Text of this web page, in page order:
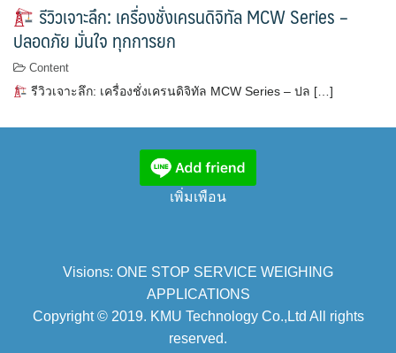
รีวิวเจาะลึก: เครื่องชั่งเครนดิจิทัล MCW Series –
ปลอดภัย มั่นใจ ทุกการยก
Content
รีวิวเจาะลึก: เครื่องชั่งเครนดิจิทัล MCW Series – ปล […]
เพิ่มเพือน
Visions: ONE STOP SERVICE WEIGHING
APPLICATIONS
Copyright © 2019. KMU Technology Co.,Ltd All rights
reserved.